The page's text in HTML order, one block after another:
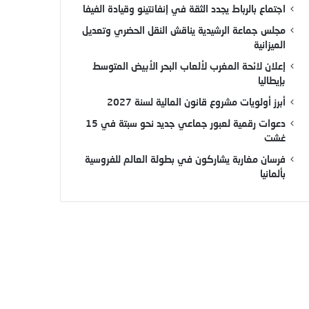
اجتماع بالرباط يجدد الثقة في إنفانتينو وقيادة الفيفا
مجلس جماعة الرشيدية يناقش النقل الحضري وتعديل
الميزانية
إعلان لائحة المغرب لألعاب البحر الأبيض المتوسط
بإيطاليا
أبرز أولويات مشروع قانون المالية لسنة 2027
دعوات رقمية لعبور جماعي جديد نحو سبتة في 15
غشت
فرسان مغاربة يشاركون في بطولة العالم للفروسية
بألمانيا